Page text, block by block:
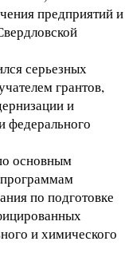
предприятий и
серьезных
грантов,
и
федерального
основным
по подготовке
и химического